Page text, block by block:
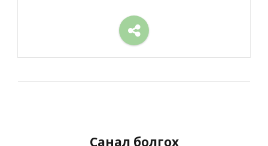
Санал болгох